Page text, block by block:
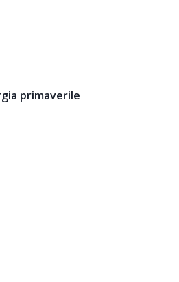
primaverile